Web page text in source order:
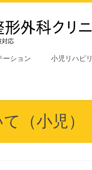
ーション 小児リハビリ
（小児）